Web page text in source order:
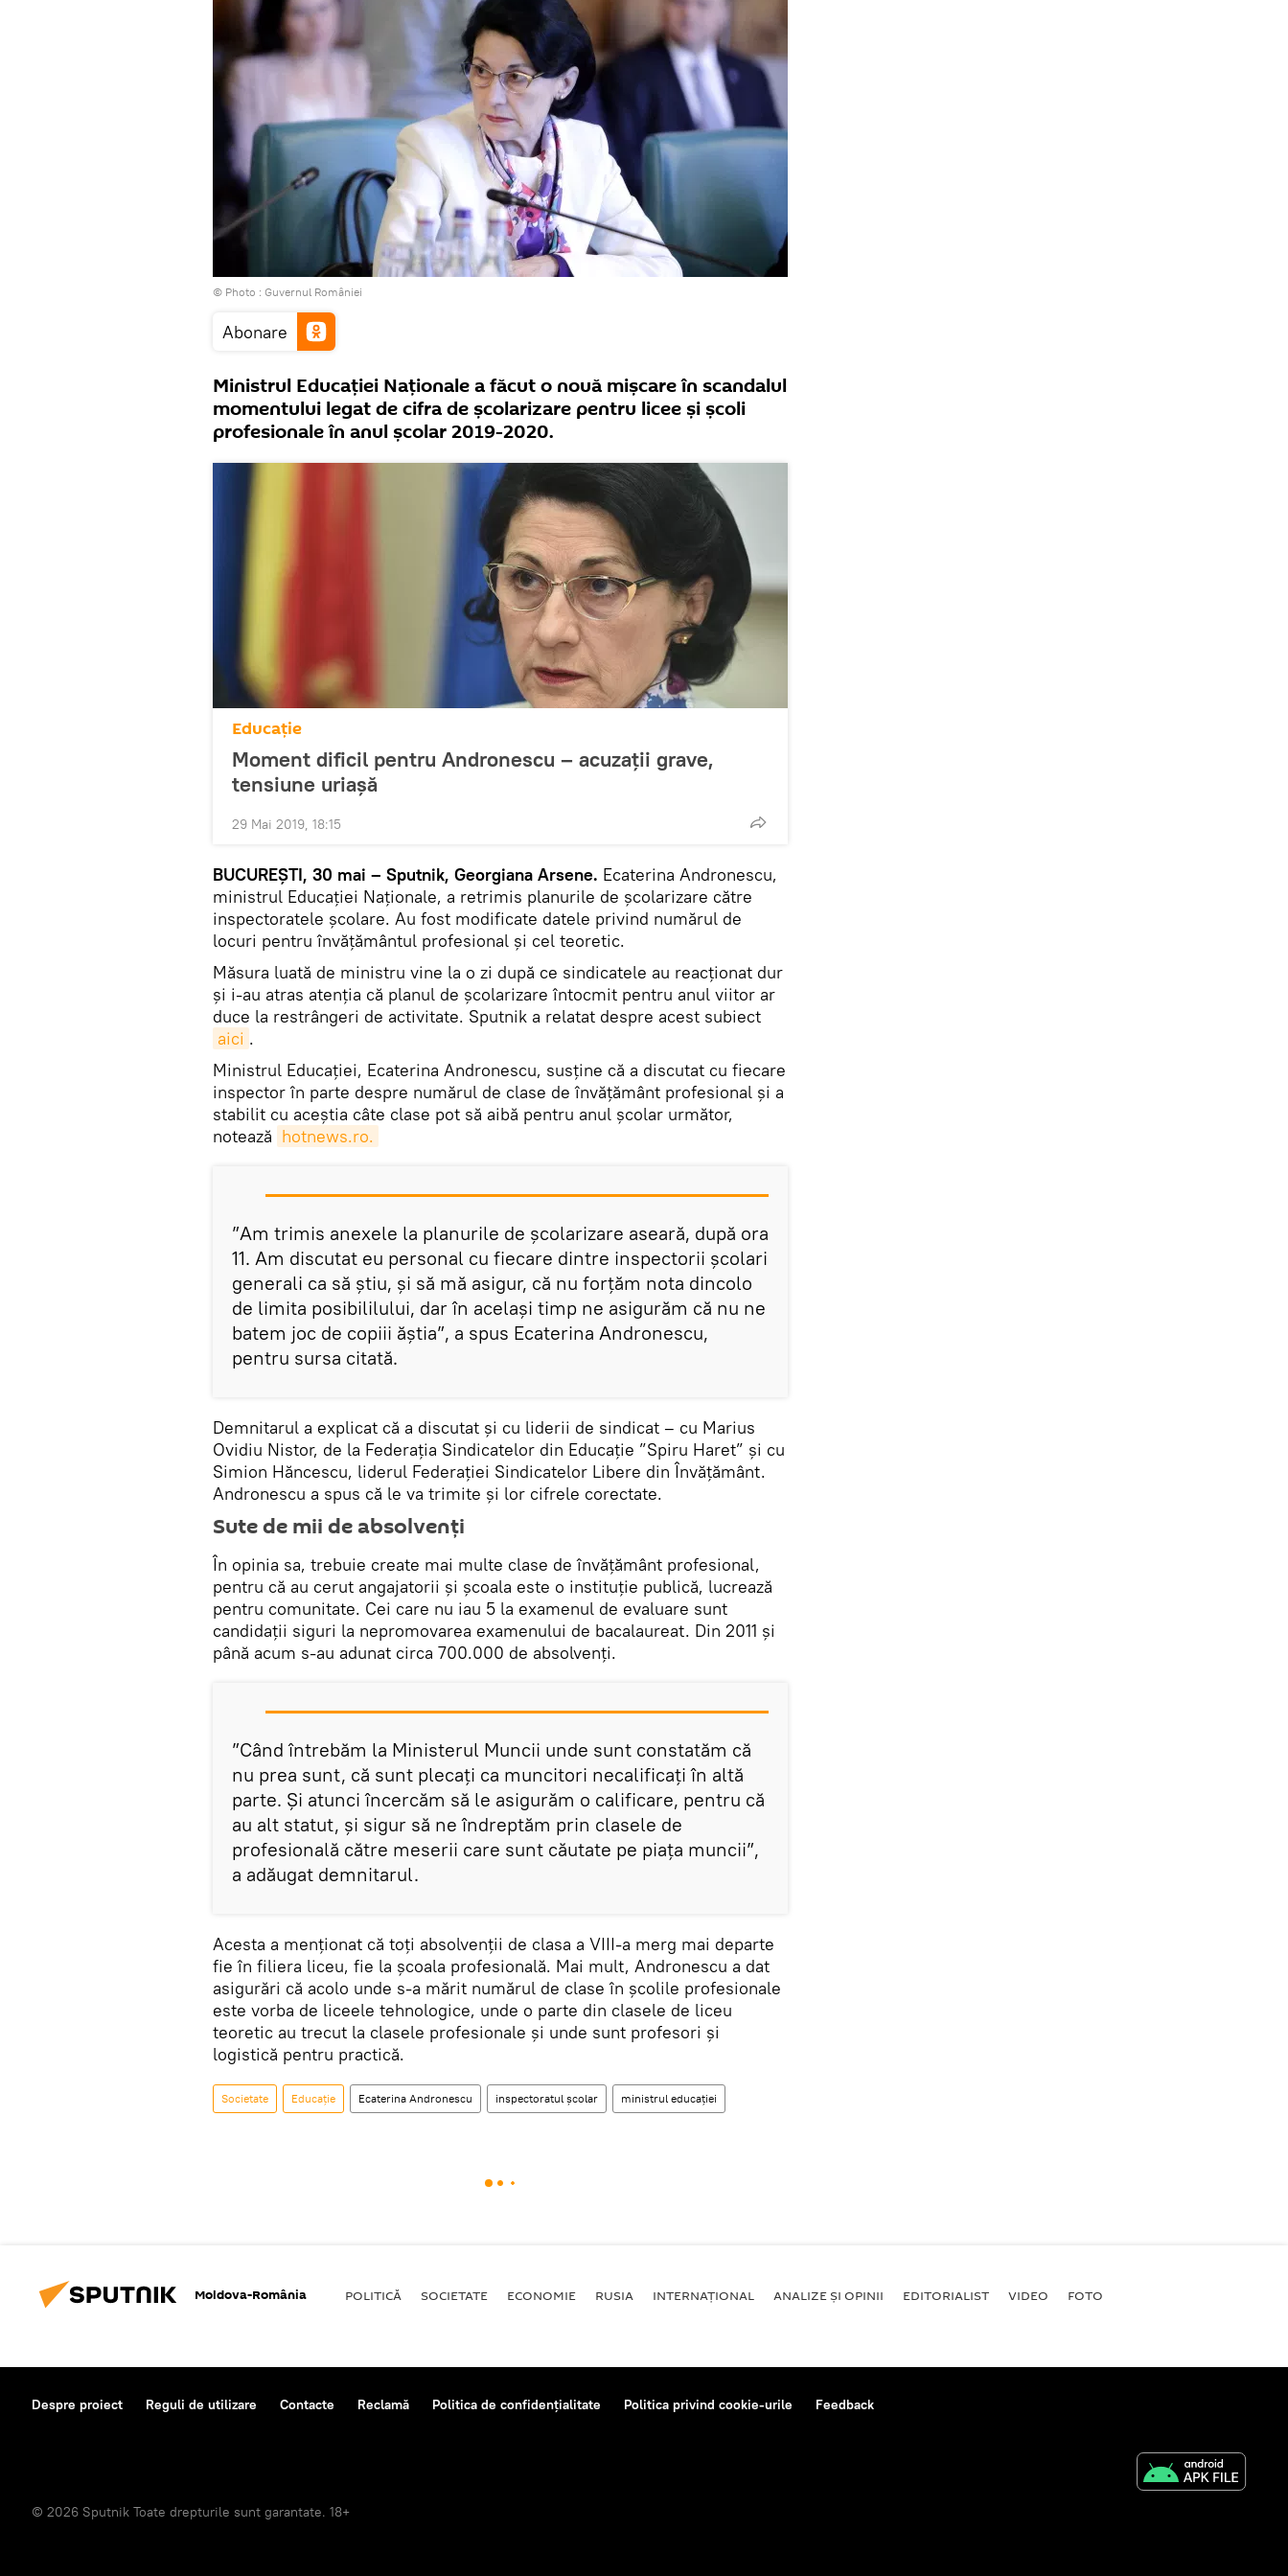
© Photo : Guvernul României
Abonare
Ministrul Educației Naționale a făcut o nouă mișcare în scandalul
momentului legat de cifra de școlarizare pentru licee și școli
profesionale în anul școlar 2019-2020.
Educație
Moment dificil pentru Andronescu – acuzații grave,
tensiune uriașă
29 Mai 2019, 18:15
BUCUREȘTI, 30 mai – Sputnik, Georgiana Arsene. Ecaterina Andronescu,
ministrul Educației Naționale, a retrimis planurile de școlarizare către
inspectoratele școlare. Au fost modificate datele privind numărul de
locuri pentru învățământul profesional și cel teoretic.
Măsura luată de ministru vine la o zi după ce sindicatele au reacționat dur
și i-au atras atenția că planul de școlarizare întocmit pentru anul viitor ar
duce la restrângeri de activitate. Sputnik a relatat despre acest subiect
aici .
Ministrul Educației, Ecaterina Andronescu, susține că a discutat cu fiecare
inspector în parte despre numărul de clase de învățământ profesional și a
stabilit cu aceștia câte clase pot să aibă pentru anul școlar următor,
notează hotnews.ro.
”Am trimis anexele la planurile de școlarizare aseară, după ora
11. Am discutat eu personal cu fiecare dintre inspectorii școlari
generali ca să știu, și să mă asigur, că nu forțăm nota dincolo
de limita posibililului, dar în același timp ne asigurăm că nu ne
batem joc de copiii ăștia”, a spus Ecaterina Andronescu,
pentru sursa citată.
Demnitarul a explicat că a discutat și cu liderii de sindicat – cu Marius
Ovidiu Nistor, de la Federația Sindicatelor din Educație ”Spiru Haret” și cu
Simion Hăncescu, liderul Federației Sindicatelor Libere din Învățământ.
Andronescu a spus că le va trimite și lor cifrele corectate.
Sute de mii de absolvenți
În opinia sa, trebuie create mai multe clase de învățământ profesional,
pentru că au cerut angajatorii și școala este o instituție publică, lucrează
pentru comunitate. Cei care nu iau 5 la examenul de evaluare sunt
candidații siguri la nepromovarea examenului de bacalaureat. Din 2011 și
până acum s-au adunat circa 700.000 de absolvenți.
”Când întrebăm la Ministerul Muncii unde sunt constatăm că
nu prea sunt, că sunt plecați ca muncitori necalificați în altă
parte. Și atunci încercăm să le asigurăm o calificare, pentru că
au alt statut, și sigur să ne îndreptăm prin clasele de
profesională către meserii care sunt căutate pe piața muncii”,
a adăugat demnitarul.
Acesta a menționat că toți absolvenții de clasa a VIII-a merg mai departe
fie în filiera liceu, fie la școala profesională. Mai mult, Andronescu a dat
asigurări că acolo unde s-a mărit numărul de clase în școlile profesionale
este vorba de liceele tehnologice, unde o parte din clasele de liceu
teoretic au trecut la clasele profesionale și unde sunt profesori și
logistică pentru practică.
Societate Educație Ecaterina Andronescu inspectoratul școlar ministrul educației
Moldova-România POLITICĂ SOCIETATE ECONOMIE RUSIA INTERNAŢIONAL ANALIZE ȘI OPINII EDITORIALIST VIDEO FOTO
Despre proiect Reguli de utilizare Contacte Reclamă Politica de confidențialitate Politica privind cookie-urile Feedback
© 2026 Sputnik Toate drepturile sunt garantate. 18+